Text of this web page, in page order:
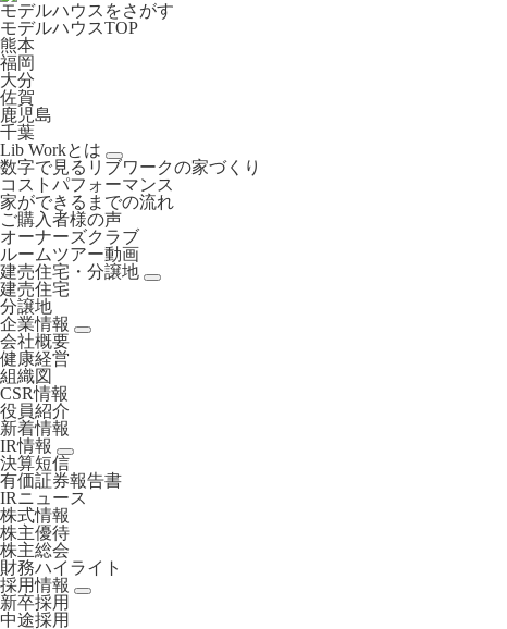
モデルハウスをさがす
モデルハウスTOP
熊本
福岡
大分
佐賀
鹿児島
千葉
Lib Workとは
数字で見るリブワークの家づくり
コストパフォーマンス
家ができるまでの流れ
ご購入者様の声
オーナーズクラブ
ルームツアー動画
建売住宅・分譲地
建売住宅
分譲地
企業情報
会社概要
健康経営
組織図
CSR情報
役員紹介
新着情報
IR情報
決算短信
有価証券報告書
IRニュース
株式情報
株主優待
株主総会
財務ハイライト
採用情報
新卒採用
中途採用